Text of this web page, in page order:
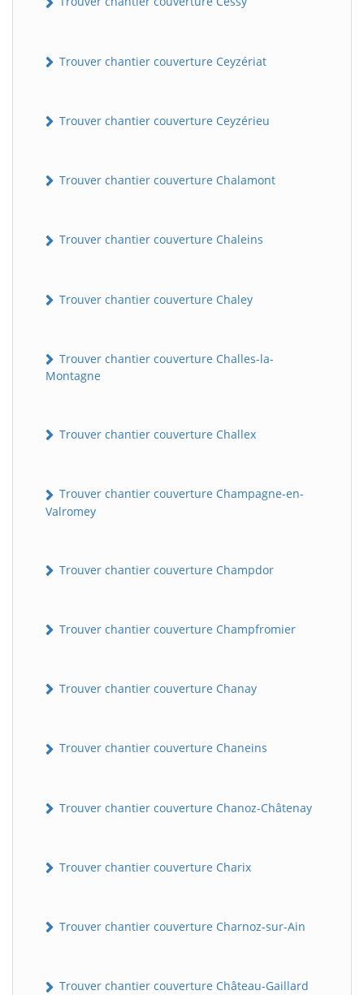
Trouver chantier couverture Ceyzériat
Trouver chantier couverture Ceyzérieu
Trouver chantier couverture Chalamont
Trouver chantier couverture Chaleins
Trouver chantier couverture Chaley
Trouver chantier couverture Challes-la-
Montagne
Trouver chantier couverture Challex
Trouver chantier couverture Champagne-en-
Valromey
Trouver chantier couverture Champdor
Trouver chantier couverture Champfromier
Trouver chantier couverture Chanay
Trouver chantier couverture Chaneins
Trouver chantier couverture Chanoz-Châtenay
Trouver chantier couverture Charix
Trouver chantier couverture Charnoz-sur-Ain
Trouver chantier couverture Château-Gaillard